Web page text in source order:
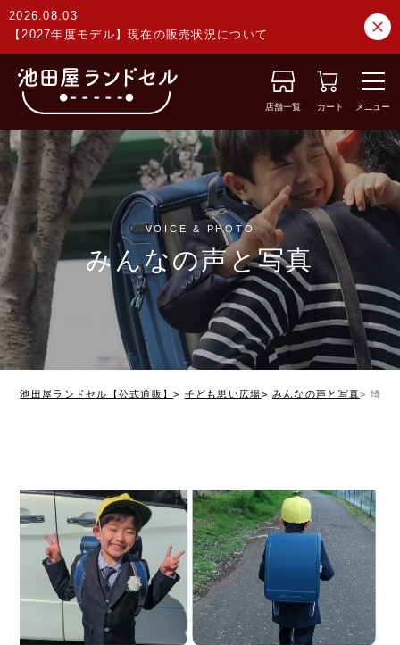
2026.08.03
【2027年度モデル】現在の販売状況について
店舗一覧 カート メニュー
VOICE & PHOTO
みんなの声と写真
池田屋ランドセル【公式通販】 子ども思い広場 みんなの声と写真 埼玉